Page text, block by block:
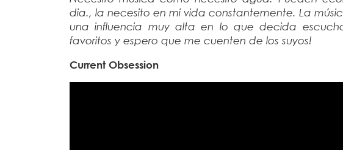
dia., la necesito en mi vida constantemente. La
una influencia muy alta en lo que decida
favoritos y espero que me cuenten de los suyos!
Current Obsession